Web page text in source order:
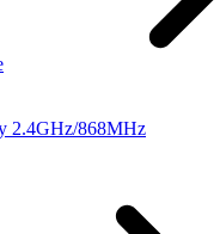
2.4GHz/868MHz